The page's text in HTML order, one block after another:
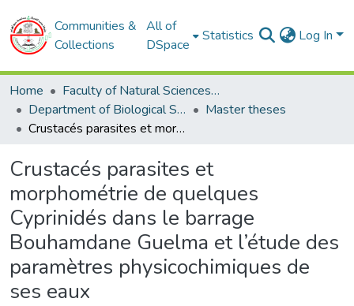
Communities &
Collections
All of
DSpace
Statistics Log In
Home
Faculty of Natural Sciences and Life
Department of Biological Sciences
Master theses
Crustacés parasites et morphométrie de quelques Cyprinidés dans le barrage Bouhamdane Guelma et l’étude des paramètres physicochimiques de ses eaux
Crustacés parasites et
morphométrie de quelques
Cyprinidés dans le barrage
Bouhamdane Guelma et l’étude des
paramètres physicochimiques de
ses eaux